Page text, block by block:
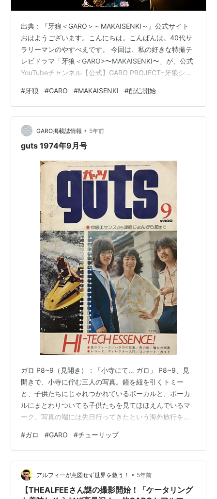
出典：『牙狼＜GARO＞～MAKAISENKI～』公式サイト
おはようございます。こんにちは。こんばんは。40代サ
ラリーマンのやすべえです。 今回は、私の好きな特撮テ
レビドラマ「牙狼＜GARO>〜MAKAISENKI〜」が、公式
YouTubeチャンネル【公式】GARO PROJECT−牙狼シリ
その事について書いていきたいと思います。 因みに、初
日に配信された第1話「火花」、第2話の「街灯」のリン
クを以下に貼らせていただきます。気になる方は、寄り
道してみてください。 www.youtube.com
www.youtube.com 牙狼＜GAR…
#牙狼 #GARO #MAKAISENKI #配信開始
GARO掲載誌情報 • 5年前
guts 1974年9月号
ガロ P8~9（見開き）：「小寺にて… ガロ」 P8~9、見
開きで、小寺に佇む三人の写真。鐘を紐を引くトミー
と、子供たちにじゃれつかれているボーカルと、ボーカ
ルにまとわりついてる子供たちを見てほほえんでいるマ
ーク。写真の端には先日行ってきたという海外旅行を詠
ック」の紹介と海外旅行の話をすこし。P9、下部に写真
一枚。祠の前で屈んで笑う三人。 P15：歌詞「この世は
サーカス」＊コード 「はだかの歌集」コーナー内。
P57「EPOCH MAKERS」というコーナーに小さくガロの
カットあり。シカと一緒に写った写真。 チューリップ
#ガロ #GARO #チューリップ
アルフィーが意図せず世界を救う！ • 5年前
【THEALFEEさん謎の撮影開始！「ケータリング